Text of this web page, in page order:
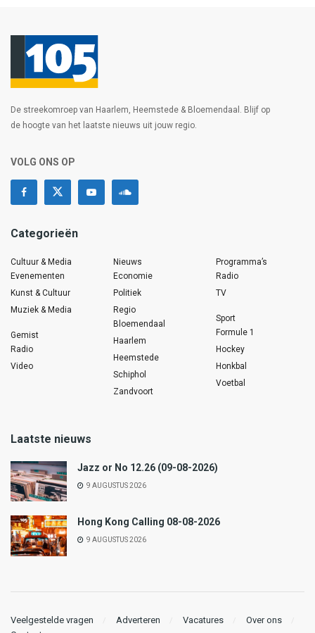
De streekomroep van Haarlem, Heemstede & Bloemendaal. Blijf op
de hoogte van het laatste nieuws uit jouw regio.
VOLG ONS OP
Categorieën
Cultuur & Media
Evenementen
Kunst & Cultuur
Muziek & Media
Gemist
Radio
Video
Nieuws
Economie
Politiek
Regio
Bloemendaal
Haarlem
Heemstede
Schiphol
Zandvoort
Programma’s
Radio
TV
Sport
Formule 1
Hockey
Honkbal
Voetbal
Laatste nieuws
Jazz or No 12.26 (09-08-2026)
9 AUGUSTUS 2026
Hong Kong Calling 08-08-2026
9 AUGUSTUS 2026
Veelgestelde vragen Adverteren Vacatures
Over ons